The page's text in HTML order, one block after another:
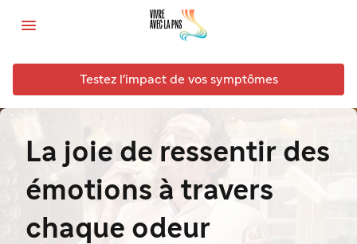

Testez l'impact de vos symptômes
La joie de ressentir des
émotions à travers
chaque odeur